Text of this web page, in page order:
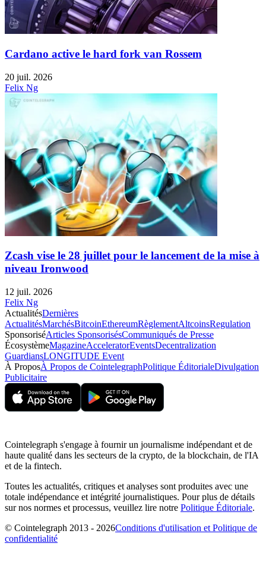
Cardano active le hard fork van Rossem
20 juil. 2026
Felix Ng
Zcash vise le 28 juillet pour le lancement de la mise à
niveau Ironwood
12 juil. 2026
Felix Ng
ActualitésDernières
ActualitésMarchésBitcoinEthereumRèglementAltcoinsRegulation
SponsoriséArticles SponsorisésCommuniqués de Presse
ÉcosystèmeMagazineAcceleratorEventsDecentralization
GuardiansLONGITUDE Event
À ProposÀ Propos de CointelegraphPolitique ÉditorialeDivulgation
Publicitaire
Cointelegraph s'engage à fournir un journalisme indépendant et de
haute qualité dans les secteurs de la crypto, de la blockchain, de l'IA
et de la fintech.
Toutes les actualités, critiques et analyses sont produites avec une
totale indépendance et intégrité journalistiques. Pour plus de détails
sur nos normes et processus, veuillez lire notre Politique Éditoriale.
© Cointelegraph 2013 - 2026Conditions d'utilisation et Politique de
confidentialité